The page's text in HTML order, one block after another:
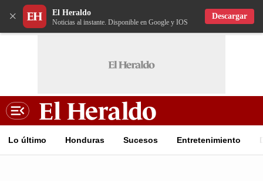
× El Heraldo
Noticias al instante. Disponible en Google y IOS
Descargar
Lo último Honduras Sucesos Entretenimiento